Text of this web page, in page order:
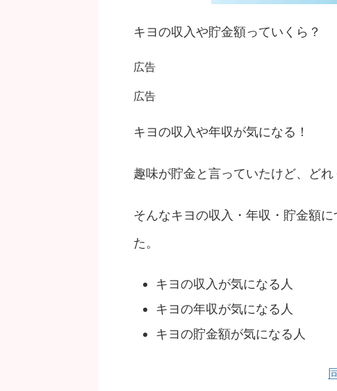
キヨの収入や貯金額っていくら？
広告
広告
キヨの収入や年収が気になる！
趣味が貯金と言っていたけど、ど
そんなキヨの収入・年収・貯金額
た。
キヨの収入が気になる人
キヨの年収が気になる人
キヨの貯金額が気になる人